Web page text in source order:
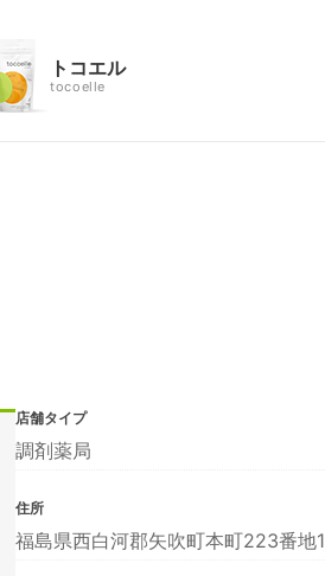
トコエル
tocoelle
店舗タイプ
調剤薬局
住所
福島県西白河郡矢吹町本町223番地1